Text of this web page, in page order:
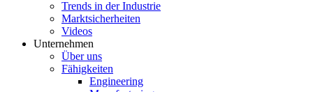
Trends in der Industrie
Marktsicherheiten
Videos
Unternehmen
Über uns
Fähigkeiten
Engineering